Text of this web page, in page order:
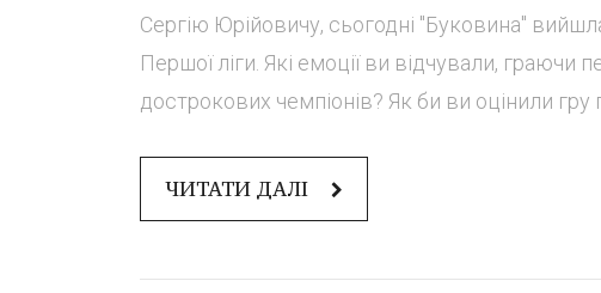
Сергію Юрійовичу, сьогодні "Буковина"
Першої ліги. Які емоції ви відчували, граючи
дострокових чемпіонів? Як би ви оцінили гру
ЧИТАТИ ДАЛІ